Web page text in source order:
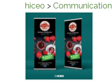
hiceo > Communication